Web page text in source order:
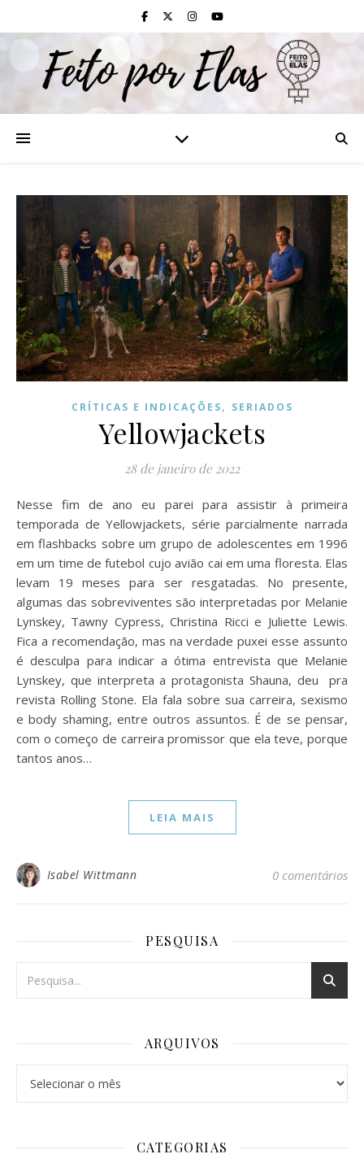
CRÍTICAS E INDICAÇÕES, SERIADOS
Yellowjackets
28 de janeiro de 2022
Nesse fim de ano eu parei para assistir à primeira
temporada de Yellowjackets, série parcialmente narrada
em flashbacks sobre um grupo de adolescentes em 1996
em um time de futebol cujo avião cai em uma floresta. Elas
levam 19 meses para ser resgatadas. No presente,
algumas das sobreviventes são interpretadas por Melanie
Lynskey, Tawny Cypress, Christina Ricci e Juliette Lewis.
Fica a recomendação, mas na verdade puxei esse assunto
é desculpa para indicar a ótima entrevista que Melanie
Lynskey, que interpreta a protagonista Shauna, deu pra
revista Rolling Stone. Ela fala sobre sua carreira, sexismo
e body shaming, entre outros assuntos. É de se pensar,
com o começo de carreira promissor que ela teve, porque
tantos anos…
LEIA MAIS
Isabel Wittmann 0 comentários
PESQUISA
ARQUIVOS
CATEGORIAS